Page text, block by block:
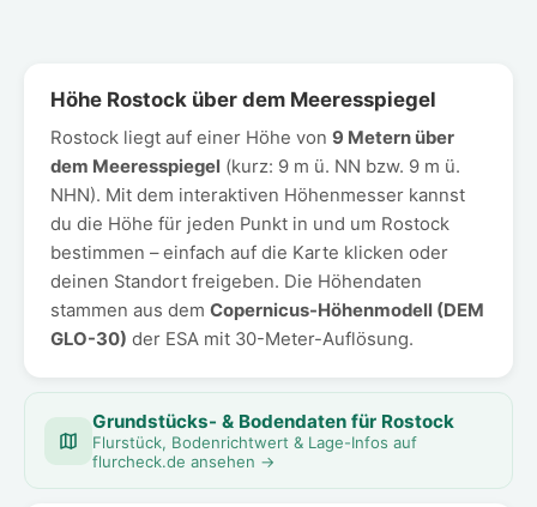
Höhe Rostock über dem Meeresspiegel
Rostock liegt auf einer Höhe von 9 Metern über
dem Meeresspiegel (kurz: 9 m ü. NN bzw. 9 m ü.
NHN). Mit dem interaktiven Höhenmesser kannst
du die Höhe für jeden Punkt in und um Rostock
bestimmen – einfach auf die Karte klicken oder
deinen Standort freigeben. Die Höhendaten
stammen aus dem Copernicus-Höhenmodell (DEM
GLO-30) der ESA mit 30-Meter-Auflösung.
Grundstücks- & Bodendaten für Rostock
Flurstück, Bodenrichtwert & Lage-Infos auf
flurcheck.de ansehen →